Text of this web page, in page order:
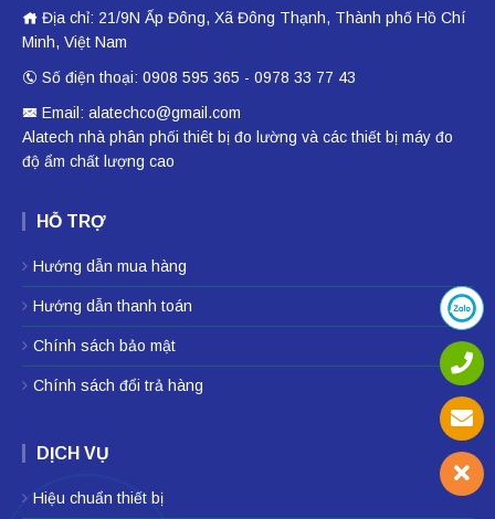
Địa chỉ: 21/9N Ấp Đông, Xã Đông Thạnh, Thành phố Hồ Chí
Minh, Việt Nam
Số điện thoại: 0908 595 365 - 0978 33 77 43
Email: alatechco@gmail.com
Alatech nhà phân phối thiêt bị đo lường và các thiết bị máy đo
độ ẩm chất lượng cao
HỖ TRỢ
Hướng dẫn mua hàng
Hướng dẫn thanh toán
Chính sách bảo mật
Chính sách đổi trả hàng
DỊCH VỤ
Hiệu chuẩn thiết bị